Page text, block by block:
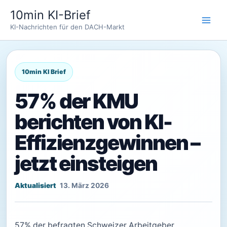
Inhalt
springen
10min KI-Brief
KI-Nachrichten für den DACH-Markt
57% der KMU
berichten von KI-
Effizienzgewinnen –
jetzt einsteigen
13. März 2026